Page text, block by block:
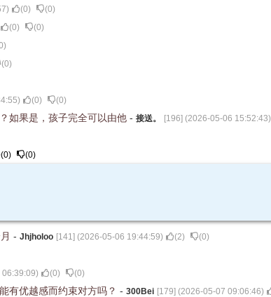
) (0) (0)
(0) (0)
)
(0)
) (0) (0)
如果是，孩子完全可以由他 - 接送。 [196] (2026-05-06 15:52:43)
(0) (0)
- Jhjholoo [141] (2026-05-06 19:44:59) (2) (0)
) (0) (0)
有优越感而约束对方吗？ - 300Bei [179] (2026-05-07 09:06:46)